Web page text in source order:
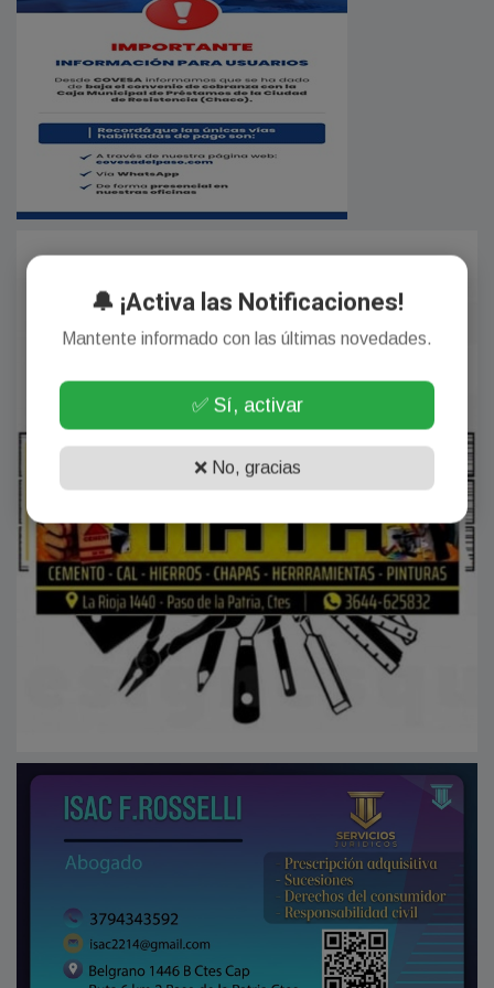
🔔 ¡Activa las Notificaciones!
Mantente informado con las últimas novedades.
✅ Sí, activar
❌ No, gracias